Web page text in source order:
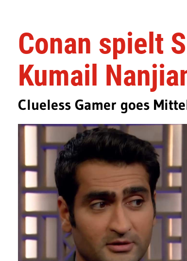
Conan spielt
Kumail
Clueless Gamer goes